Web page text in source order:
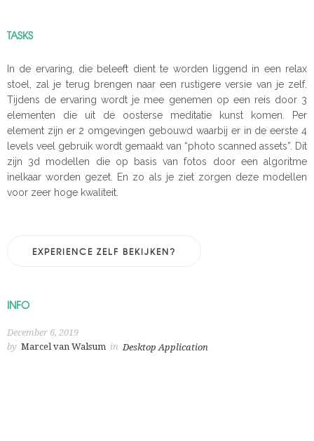
TASKS
In de ervaring, die beleeft dient te worden liggend in een relax
stoel, zal je terug brengen naar een rustigere versie van je zelf.
Tijdens de ervaring wordt je mee genemen op een reis door 3
elementen die uit de oosterse meditatie kunst komen. Per
element zijn er 2 omgevingen gebouwd waarbij er in de eerste 4
levels veel gebruik wordt gemaakt van “photo scanned assets”. Dit
zijn 3d modellen die op basis van fotos door een algoritme
inelkaar worden gezet. En zo als je ziet zorgen deze modellen
voor zeer hoge kwaliteit.
EXPERIENCE ZELF BEKIJKEN?
INFO
December 6, 2019
by Marcel van Walsum in Desktop Application